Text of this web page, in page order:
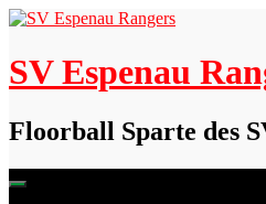
Skip
content
SV Espenau
Floorball Sparte des